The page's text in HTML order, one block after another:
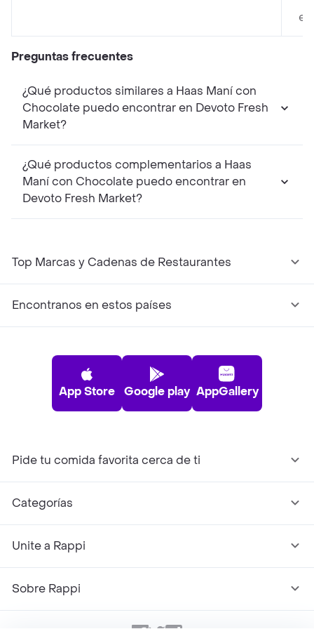
Preguntas frecuentes
¿Qué productos similares a Haas Maní con
Chocolate puedo encontrar en Devoto Fresh
Market?
¿Qué productos complementarios a Haas
Maní con Chocolate puedo encontrar en
Devoto Fresh Market?
Top Marcas y Cadenas de Restaurantes
Encontranos en estos países
App Store Google play AppGallery
Pide tu comida favorita cerca de ti
Categorías
Unite a Rappi
Sobre Rappi